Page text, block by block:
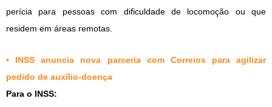
perícia para pessoas com dificuldade de locomoção ou que
residem em áreas remotas.
• INSS anuncia nova parceria com Correios para agilizar
pedido de auxílio-doença
Para o INSS: